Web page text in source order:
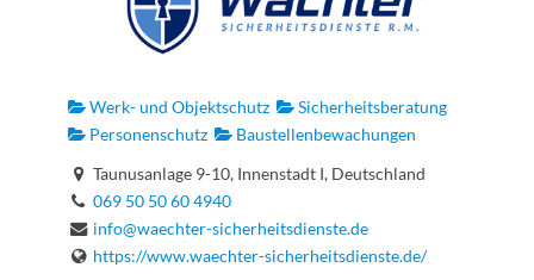
Werk- und Objektschutz
Sicherheitsberatung
Personenschutz
Baustellenbewachungen
Taunusanlage 9-10, Innenstadt I, Deutschland
069 50 50 60 4940
info@waechter-sicherheitsdienste.de
https://www.waechter-sicherheitsdienste.de/